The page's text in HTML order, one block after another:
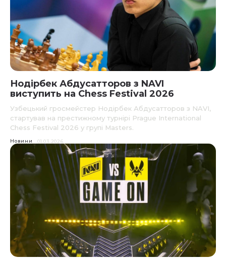
Нодірбек Абдусатторов з NAVI
виступить на Chess Festival 2026
Узбецький гросмейстер Нодірбек Абдусатторов з NAVI,
стартував на престижному турнірі Prague International
Chess Festival 2026 у групі Masters.
Новини 01.03.2026